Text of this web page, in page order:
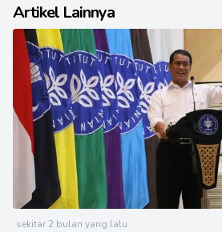
Artikel Lainnya
sekitar 2 bulan yang lalu